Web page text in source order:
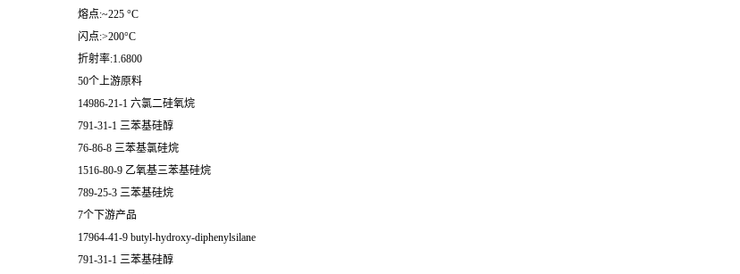
熔点:~225 °C
闪点:>200°C
折射率:1.6800
50个上游原料
14986-21-1 六氯二硅氧烷
791-31-1 三苯基硅醇
76-86-8 三苯基氯硅烷
1516-80-9 乙氧基三苯基硅烷
789-25-3 三苯基硅烷
7个下游产品
17964-41-9 butyl-hydroxy-diphenylsilane
791-31-1 三苯基硅醇